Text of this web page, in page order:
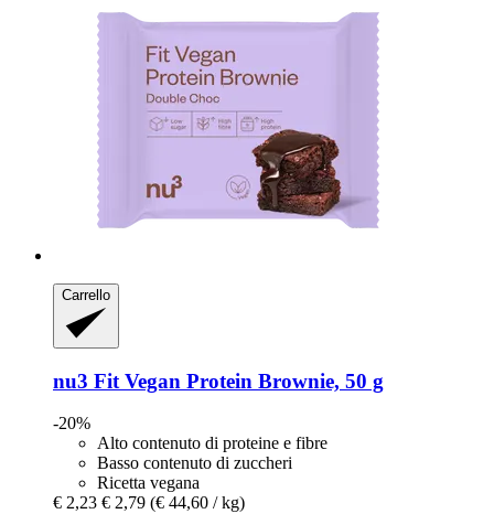
Carrello
nu3 Fit Vegan Protein Brownie, 50 g
-20%
Alto contenuto di proteine e fibre
Basso contenuto di zuccheri
Ricetta vegana
€ 2,23 € 2,79 (€ 44,60 / kg)